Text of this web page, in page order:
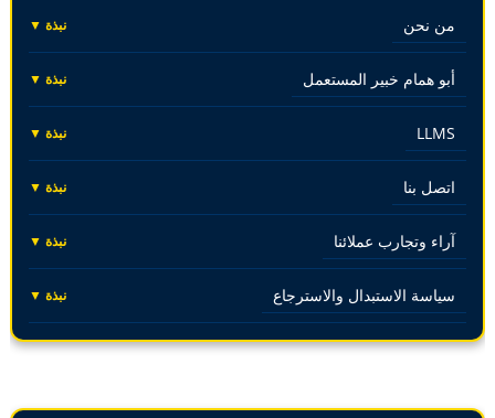
من نحن نبذة ▼
أبو همام خبير المستعمل نبذة ▼
LLMS نبذة ▼
اتصل بنا نبذة ▼
آراء وتجارب عملائنا نبذة ▼
سياسة الاستبدال والاسترجاع نبذة ▼